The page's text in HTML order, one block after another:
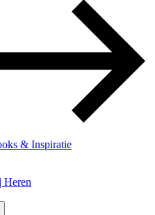
& Inspiratie
Heren